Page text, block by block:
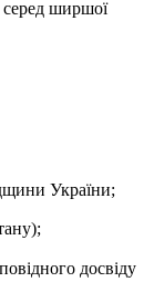
серед ширшої
України;
досвіду